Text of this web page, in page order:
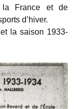
la France et de
d’hiver.
la saison 1933-